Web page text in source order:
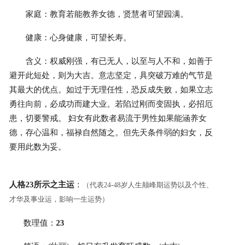
家庭：教育若能教养女德，贤慧者可望园满。
健康：心身健康，可望长寿。
含义：权威刚强，有已无人，以至与人不和，如善于
避开此短处，则为大吉。意志坚定，具突破万难的气节是
其最大的优点。如过于无理任性，恐反成失败，如果立志
勇往向前，必成功而建大业。若陷过刚而变固执，必招厄
患，切要警戒。 妇女有此数者易流于男性如果能涵养女
德，存心温和，福禄自然随之。但先天条件弱的妇女，反
要用此数为妥。
人格23所示之主运 ：
（代表24-48岁人生颠峰期运势以及个性、
才华及事业运，影响一生运势）
数理值： 23